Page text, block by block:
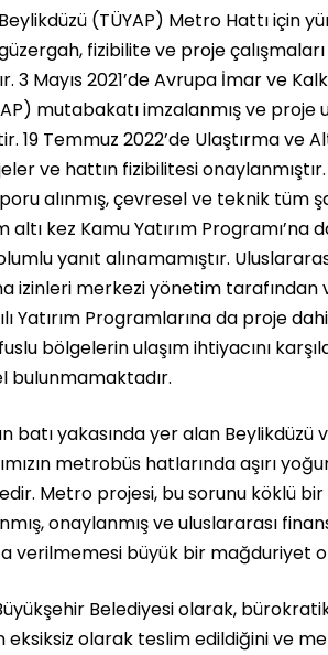
(TÜYAP) Metro Hattı için
fizibilite ve proje
3 Mayıs 2021’de Avrupa İmar ve
mutabakatı imzalanmış ve
19 Temmuz 2022’de Ulaştırma ve
ve hattın fizibilitesi
alınmış, çevresel ve teknik tüm
altı kez Kamu Yatırım Programı’na
yanıt alınamamıştır.
izinleri merkezi yönetim
Yatırım Programlarına da proje
bölgelerin ulaşım ihtiyacını
bulunmamaktadır.
batı yakasında yer alan
metrobüs hatlarında aşırı
Metro projesi, bu sorunu köklü
onaylanmış ve uluslararası
verilmemesi büyük bir mağduriyet
Belediyesi olarak,
eksiksiz olarak teslim edildiğini ve